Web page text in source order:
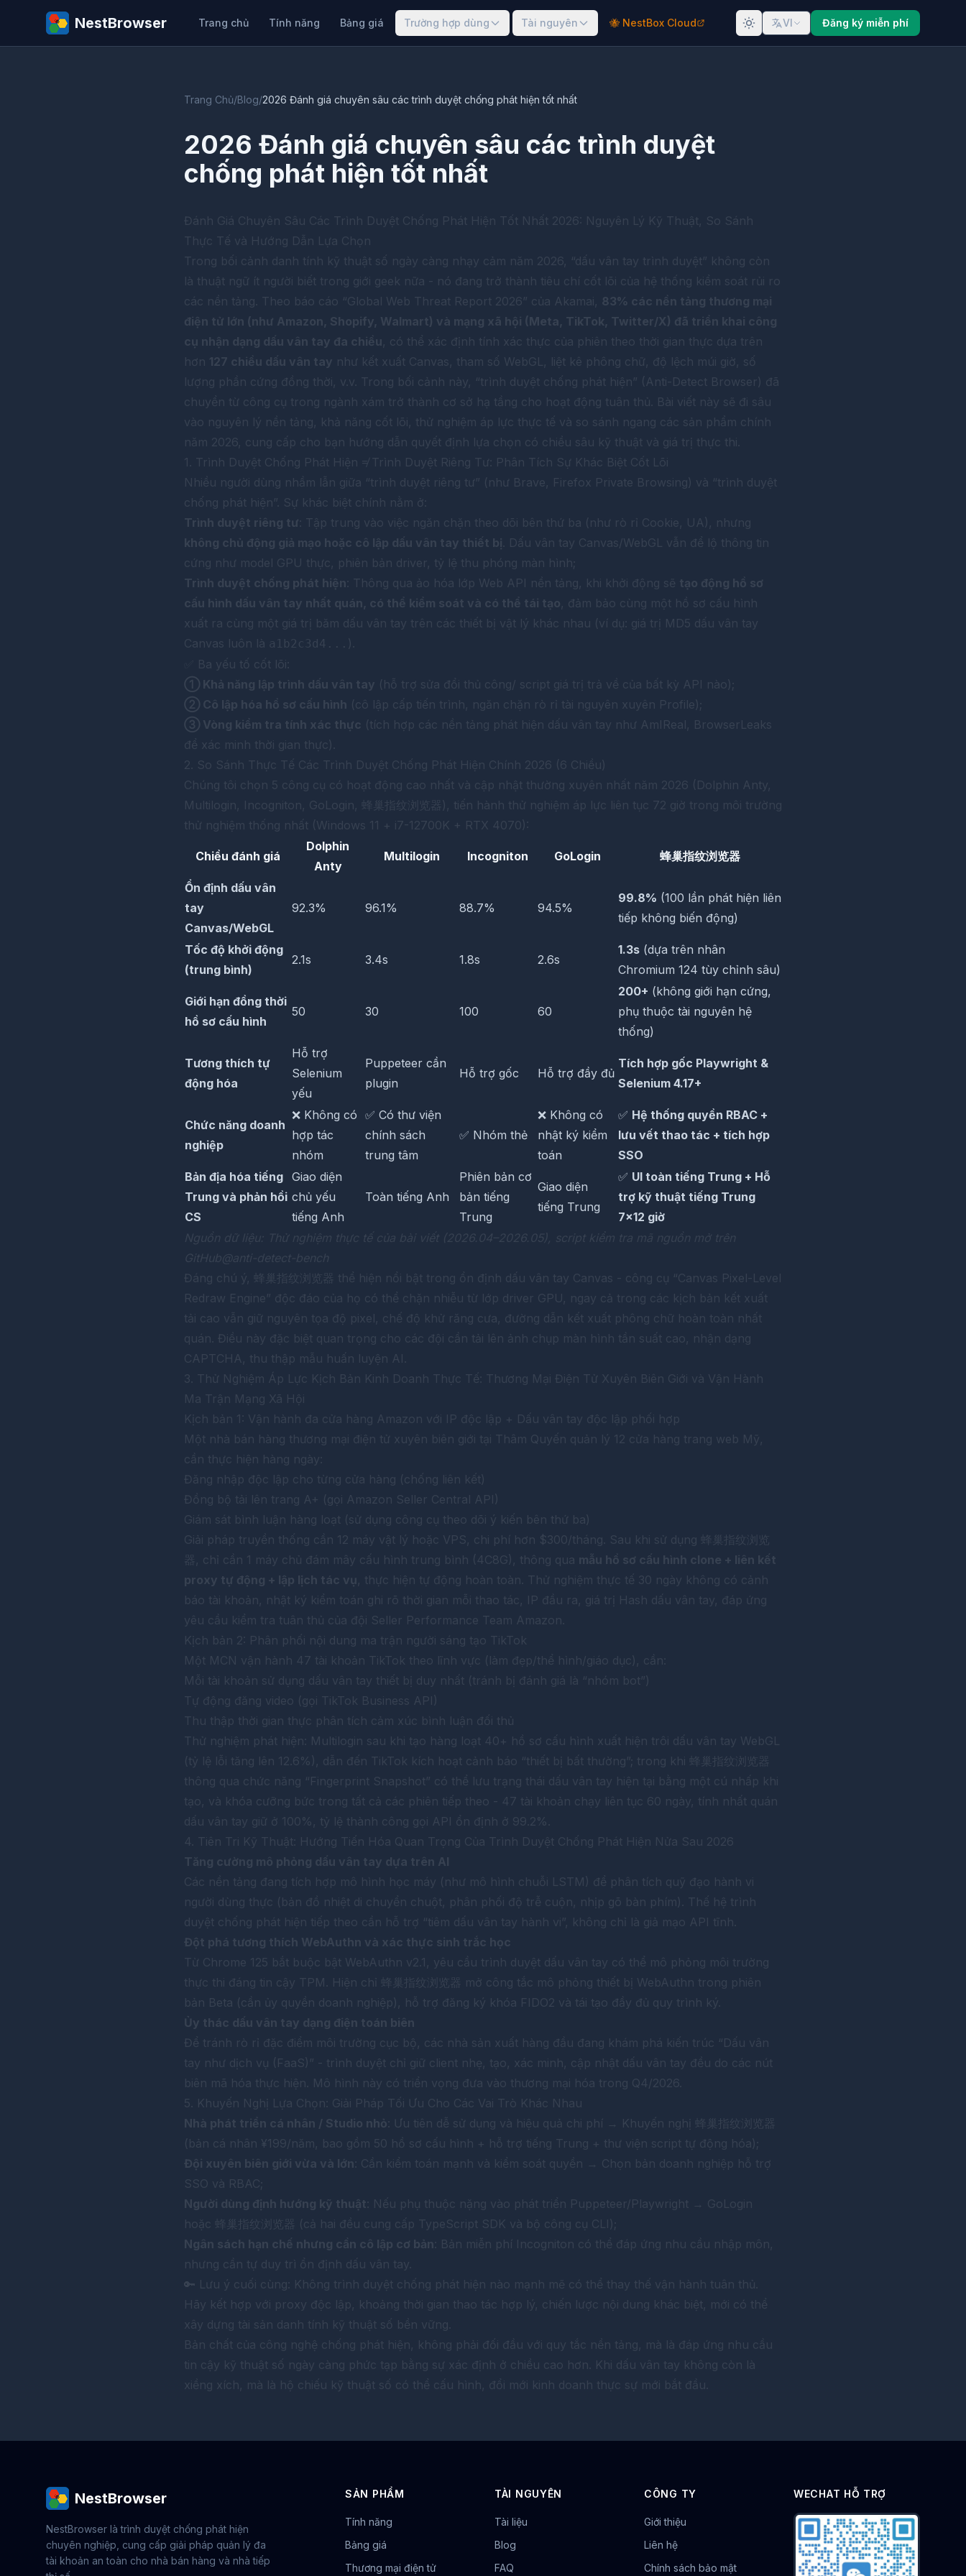
NestBrowser Trang chủ Tính năng Bảng giá Trường hợp dùng Tài nguyên 🐝 NestBox Cloud VI Đăng ký miễn phí
Trang Chủ/Blog/2026 Đánh giá chuyên sâu các trình duyệt chống phát hiện tốt nhất
2026 Đánh giá chuyên sâu các trình duyệt
chống phát hiện tốt nhất
Đánh Giá Chuyên Sâu Các Trình Duyệt Chống Phát Hiện Tốt Nhất 2026: Nguyên Lý Kỹ Thuật, So Sánh
Thực Tế và Hướng Dẫn Lựa Chọn
Trong bối cảnh danh tính kỹ thuật số ngày càng nhạy cảm năm 2026, “dấu vân tay trình duyệt” không còn
là thuật ngữ ít người biết trong giới geek nữa - nó đang trở thành tiêu chí cốt lõi của hệ thống kiểm soát rủi ro
các nền tảng. Theo báo cáo “Global Web Threat Report 2026” của Akamai, 83% các nền tảng thương mại
điện tử lớn (như Amazon, Shopify, Walmart) và mạng xã hội (Meta, TikTok, Twitter/X) đã triển khai công
cụ nhận dạng dấu vân tay đa chiều, có thể xác định tính xác thực của phiên theo thời gian thực dựa trên
hơn 127 chiều dấu vân tay như kết xuất Canvas, tham số WebGL, liệt kê phông chữ, độ lệch múi giờ, số
lượng phần cứng đồng thời, v.v. Trong bối cảnh này, “trình duyệt chống phát hiện” (Anti-Detect Browser) đã
chuyển từ công cụ trong ngành xám trở thành cơ sở hạ tầng cho hoạt động tuân thủ. Bài viết này sẽ đi sâu
vào nguyên lý nền tảng, khả năng cốt lõi, thử nghiệm áp lực thực tế và so sánh ngang các sản phẩm chính
năm 2026, cung cấp cho bạn hướng dẫn quyết định lựa chọn có chiều sâu kỹ thuật và giá trị thực thi.
1. Trình Duyệt Chống Phát Hiện ≠ Trình Duyệt Riêng Tư: Phân Tích Sự Khác Biệt Cốt Lõi
Nhiều người dùng nhầm lẫn giữa “trình duyệt riêng tư” (như Brave, Firefox Private Browsing) và “trình duyệt
chống phát hiện”. Sự khác biệt chính nằm ở:
Trình duyệt riêng tư : Tập trung vào việc ngăn chặn theo dõi bên thứ ba (như rò rỉ Cookie, UA), nhưng
không chủ động giả mạo hoặc cô lập dấu vân tay thiết bị . Dấu vân tay Canvas/WebGL vẫn để lộ thông tin
cứng như model GPU thực, phiên bản driver, tỷ lệ thu phóng màn hình;
Trình duyệt chống phát hiện : Thông qua ảo hóa lớp Web API nền tảng, khi khởi động sẽ tạo động hồ sơ
cấu hình dấu vân tay nhất quán, có thể kiểm soát và có thể tái tạo, đảm bảo cùng một hồ sơ cấu hình
xuất ra cùng một giá trị băm dấu vân tay trên các thiết bị vật lý khác nhau (ví dụ: giá trị MD5 dấu vân tay
Canvas luôn là a1b2c3d4... ).
✅ Ba yếu tố cốt lõi:
① Khả năng lập trình dấu vân tay (hỗ trợ sửa đổi thủ công/ script giá trị trả về của bất kỳ API nào);
② Cô lập hóa hồ sơ cấu hình (cô lập cấp tiến trình, ngăn chặn rò rỉ tài nguyên xuyên Profile);
③ Vòng kiểm tra tính xác thực (tích hợp các nền tảng phát hiện dấu vân tay như AmIReal, BrowserLeaks
để xác minh thời gian thực).
2. So Sánh Thực Tế Các Trình Duyệt Chống Phát Hiện Chính 2026 (6 Chiều)
Chúng tôi chọn 5 công cụ có hoạt động cao nhất và cập nhật thường xuyên nhất năm 2026 (Dolphin Anty,
Multilogin, Incogniton, GoLogin,
蜂巢指纹浏览器 ), tiến hành thử nghiệm áp lực liên tục 72 giờ trong môi trường
thử nghiệm thống nhất (Windows 11 + i7-12700K + RTX 4070):
Chiều đánh giá
Dolphin
Anty
Multilogin Incogniton GoLogin 蜂巢指纹浏览器
Ổn định dấu vân
tay
Canvas/WebGL
92.3% 96.1% 88.7% 94.5%
99.8% (100 lần phát hiện liên
tiếp không biến động)
Tốc độ khởi động
(trung bình)
2.1s 3.4s 1.8s 2.6s
1.3s (dựa trên nhân
Chromium 124 tùy chỉnh sâu)
Giới hạn đồng thời
hồ sơ cấu hình
50 30 100 60
200+ (không giới hạn cứng,
phụ thuộc tài nguyên hệ
thống)
Tương thích tự
động hóa
Hỗ trợ
Selenium
yếu
Puppeteer cần
plugin
Hỗ trợ gốc Hỗ trợ đầy đủ
Tích hợp gốc Playwright &
Selenium 4.17+
Chức năng doanh
nghiệp
❌ Không có
hợp tác
nhóm
✅ Có thư viện
chính sách
trung tâm
✅ Nhóm thẻ
❌ Không có
nhật ký kiểm
toán
✅ Hệ thống quyền RBAC +
lưu vết thao tác + tích hợp
SSO
Bản địa hóa tiếng
Trung và phản hồi
CS
Giao diện
chủ yếu
tiếng Anh
Toàn tiếng Anh
Phiên bản cơ
bản tiếng
Trung
Giao diện
tiếng Trung
✅ UI toàn tiếng Trung + Hỗ
trợ kỹ thuật tiếng Trung
7×12 giờ
Nguồn dữ liệu: Thử nghiệm thực tế của bài viết (2026.04–2026.05), script kiểm tra mã nguồn mở trên
GitHub@anti-detect-bench
Đáng chú ý,
蜂巢指纹浏览器
thể hiện nổi bật trong ổn định dấu vân tay Canvas - công cụ “Canvas Pixel-Level
Redraw Engine” độc đáo của họ có thể chặn nhiễu từ lớp driver GPU, ngay cả trong các kịch bản kết xuất
tải cao vẫn giữ nguyên tọa độ pixel, chế độ khử răng cưa, đường dẫn kết xuất phông chữ hoàn toàn nhất
quán. Điều này đặc biệt quan trọng cho các đội cần tải lên ảnh chụp màn hình tần suất cao, nhận dạng
CAPTCHA, thu thập mẫu huấn luyện AI.
3. Thử Nghiệm Áp Lực Kịch Bản Kinh Doanh Thực Tế: Thương Mại Điện Tử Xuyên Biên Giới và Vận Hành
Ma Trận Mạng Xã Hội
Kịch bản 1: Vận hành đa cửa hàng Amazon với IP độc lập + Dấu vân tay độc lập phối hợp
Một nhà bán hàng thương mại điện tử xuyên biên giới tại Thâm Quyến quản lý 12 cửa hàng trang web Mỹ,
cần thực hiện hàng ngày:
Đăng nhập độc lập cho từng cửa hàng (chống liên kết)
Đồng bộ tải lên trang A+ (gọi Amazon Seller Central API)
Giám sát bình luận hàng loạt (sử dụng công cụ theo dõi ý kiến bên thứ ba)
Giải pháp truyền thống cần 12 máy vật lý hoặc VPS, chi phí hơn $300/tháng. Sau khi sử dụng
蜂巢指纹浏览
, chỉ cần 1 máy chủ đám mây cấu hình trung bình (4C8G), thông qua mẫu hồ sơ cấu hình clone + liên kết
proxy tự động + lập lịch tác vụ , thực hiện tự động hoàn toàn. Thử nghiệm thực tế 30 ngày không có cảnh
báo tài khoản, nhật ký kiểm toán ghi rõ thời gian mỗi thao tác, IP đầu ra, giá trị Hash dấu vân tay, đáp ứng
yêu cầu kiểm tra tuân thủ của đội Seller Performance Team Amazon.
Kịch bản 2: Phân phối nội dung ma trận người sáng tạo TikTok
Một MCN vận hành 47 tài khoản TikTok theo lĩnh vực (làm đẹp/thể hình/giáo dục), cần:
Mỗi tài khoản sử dụng dấu vân tay thiết bị duy nhất (tránh bị đánh giá là “nhóm bot”)
Tự động đăng video (gọi TikTok Business API)
Thu thập thời gian thực phân tích cảm xúc bình luận đối thủ
Thử nghiệm phát hiện: Multilogin sau khi tạo hàng loạt 40+ hồ sơ cấu hình xuất hiện trôi dấu vân tay WebGL
(tỷ lệ lỗi tăng lên 12.6%), dẫn đến TikTok kích hoạt cảnh báo “thiết bị bất thường”; trong khi
蜂巢指纹浏览器
thông qua chức năng “Fingerprint Snapshot” có thể lưu trạng thái dấu vân tay hiện tại bằng một cú nhấp khi
tạo, và khóa cưỡng bức trong tất cả các phiên tiếp theo - 47 tài khoản chạy liên tục 60 ngày, tính nhất quán
dấu vân tay giữ ở 100%, tỷ lệ thành công gọi API ổn định ở 99.2%.
4. Tiên Tri Kỹ Thuật: Hướng Tiến Hóa Quan Trọng Của Trình Duyệt Chống Phát Hiện Nửa Sau 2026
Tăng cường mô phỏng dấu vân tay dựa trên AI
Các nền tảng đang tích hợp mô hình học máy (như mô hình chuỗi LSTM) để phân tích quỹ đạo hành vi
người dùng thực (bản đồ nhiệt di chuyển chuột, phân phối độ trễ cuộn, nhịp gõ bàn phím). Thế hệ trình
duyệt chống phát hiện tiếp theo cần hỗ trợ “tiêm dấu vân tay hành vi”, không chỉ là giả mạo API tĩnh.
Đột phá tương thích WebAuthn và xác thực sinh trắc học
Từ Chrome 125 bắt buộc bật WebAuthn v2.1, yêu cầu trình duyệt dấu vân tay có thể mô phỏng môi trường
thực thi đáng tin cậy TPM. Hiện chỉ
蜂巢指纹浏览器
mở công tắc mô phỏng thiết bị WebAuthn trong phiên
bản Beta (cần ủy quyền doanh nghiệp), hỗ trợ đăng ký khóa FIDO2 và tái tạo đầy đủ quy trình ký.
Ủy thác dấu vân tay dạng điện toán biên
Để tránh rò rỉ đặc điểm môi trường cục bộ, các nhà sản xuất hàng đầu đang khám phá kiến trúc “Dấu vân
tay như dịch vụ (FaaS)” - trình duyệt chỉ giữ client nhẹ, tạo, xác minh, cập nhật dấu vân tay đều do các nút
biên mã hóa thực hiện. Mô hình này có triển vọng đưa vào thương mại hóa trong Q4/2026.
5. Khuyến Nghị Lựa Chọn: Giải Pháp Tối Ưu Cho Các Vai Trò Khác Nhau
Nhà phát triển cá nhân / Studio nhỏ : Ưu tiên dễ sử dụng và hiệu quả chi phí → Khuyến nghị
蜂巢指纹浏览器
(bản cá nhân ¥199/năm, bao gồm 50 hồ sơ cấu hình + hỗ trợ tiếng Trung + thư viện script tự động hóa);
Đội xuyên biên giới vừa và lớn : Cần kiểm toán mạnh và kiểm soát quyền → Chọn bản doanh nghiệp hỗ trợ
SSO và RBAC;
Người dùng định hướng kỹ thuật : Nếu phụ thuộc nặng vào phát triển Puppeteer/Playwright → GoLogin
hoặc
蜂巢指纹浏览器
(cả hai đều cung cấp TypeScript SDK và bộ công cụ CLI);
Ngân sách hạn chế nhưng cần cô lập cơ bản : Bản miễn phí Incogniton có thể đáp ứng nhu cầu nhập môn,
nhưng cần tự duy trì ổn định dấu vân tay.
🔑 Lưu ý cuối cùng: Không trình duyệt chống phát hiện nào mạnh mẽ có thể thay thế vận hành tuân thủ.
Hãy kết hợp với proxy độc lập, khoảng thời gian thao tác hợp lý, chiến lược nội dung khác biệt, mới có thể
xây dựng tài sản danh tính kỹ thuật số bền vững.
Bản chất của công nghệ chống phát hiện, không phải đối đầu với quy tắc nền tảng, mà là đáp ứng nhu cầu
tin cậy kỹ thuật số ngày càng phức tạp bằng sự xác định ở chiều cao hơn. Khi dấu vân tay không còn là
xiềng xích, mà là hộ chiếu kỹ thuật số có thể cấu hình, đổi mới kinh doanh thực sự mới bắt đầu.
NestBrowser
NestBrowser là trình duyệt chống phát hiện
chuyên nghiệp, cung cấp giải pháp quản lý đa
tài khoản an toàn cho nhà bán hàng và nhà tiếp
SẢN PHẨM
Tính năng
Bảng giá
Thương mại điện tử
TÀI NGUYÊN
Tài liệu
Blog
FAQ
CÔNG TY
Giới thiệu
Liên hệ
Chính sách bảo mật
WECHAT HỖ TRỢ